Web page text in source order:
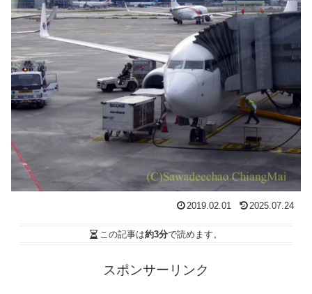
2019.02.01 2025.07.24
この記事は約3分で読めます。
スポンサーリンク